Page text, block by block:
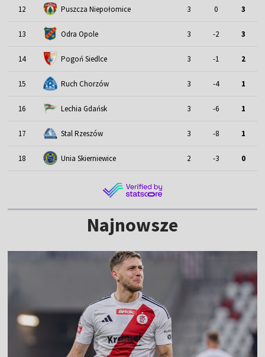
12 Puszcza Niepołomice 3 0 3
13 Odra Opole 3 -2 3
14 Pogoń Siedlce 3 -1 2
15 Ruch Chorzów 3 -4 1
16 Lechia Gdańsk 3 -6 1
17 Stal Rzeszów 3 -8 1
18 Unia Skierniewice 2 -3 0
Najnowsze